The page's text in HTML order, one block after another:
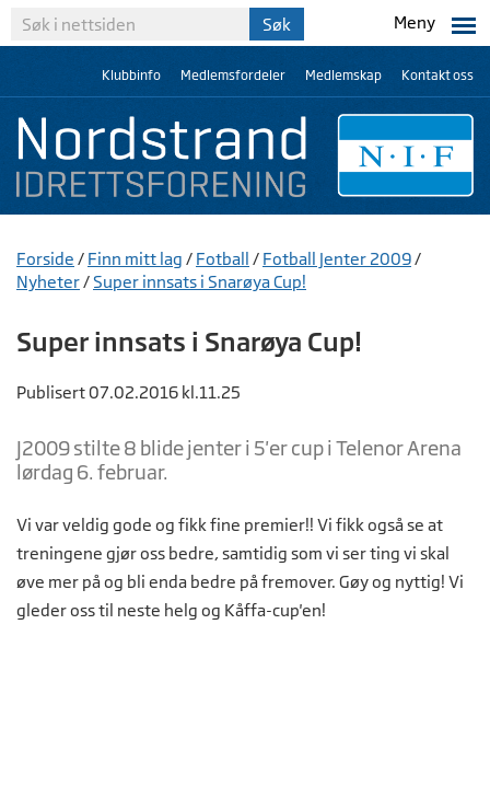
Meny
Klubbinfo Medlemsfordeler Medlemskap Kontakt oss
Forside / Finn mitt lag / Fotball / Fotball Jenter 2009/
Nyheter/Super innsats i Snarøya Cup!
Super innsats i Snarøya Cup!
Publisert 07.02.2016 kl.11.25
J2009 stilte 8 blide jenter i 5'er cup i Telenor Arena
lørdag 6. februar.
Vi var veldig gode og fikk fine premier!! Vi fikk også se at
treningene gjør oss bedre, samtidig som vi ser ting vi skal
øve mer på og bli enda bedre på fremover. Gøy og nyttig! Vi
gleder oss til neste helg og Kåffa-cup'en!